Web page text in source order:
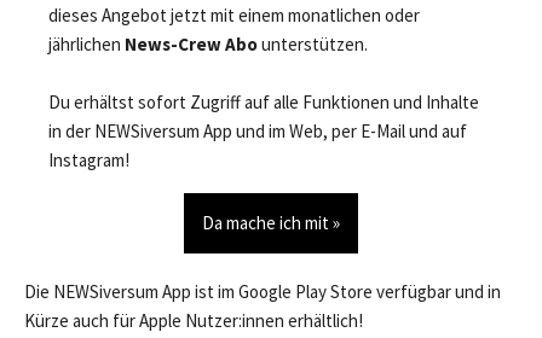
dieses Angebot jetzt mit einem monatlichen oder
jährlichen News-Crew Abounterstützen.
Du erhältst sofort Zugriff auf alle Funktionen und Inhalte
in der NEWSiversum App und im Web, per E-Mail und auf
Instagram!
Da mache ich mit »
Die NEWSiversum App ist im Google Play Store verfügbar und in
Kürze auch für Apple Nutzer:innen erhältlich!